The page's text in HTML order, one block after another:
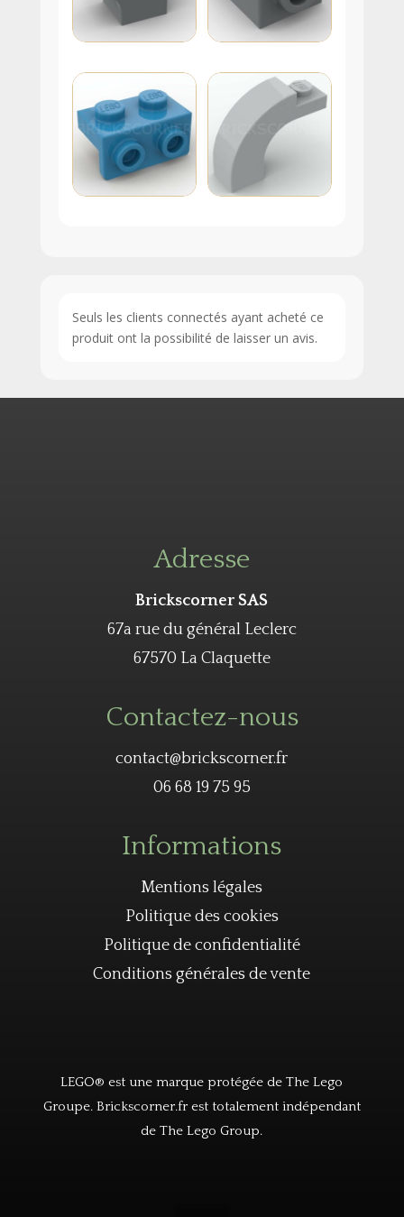
Seuls les clients connectés ayant acheté ce
produit ont la possibilité de laisser un avis.
Adresse
Brickscorner SAS
67a rue du général Leclerc
67570 La Claquette
Contactez-nous
contact@brickscorner.fr
06 68 19 75 95
Informations
Mentions légales
Politique des cookies
Politique de confidentialité
Conditions générales de vente
LEGO® est une marque protégée de The Lego
Groupe. Brickscorner.fr est totalement indépendant
de The Lego Group.